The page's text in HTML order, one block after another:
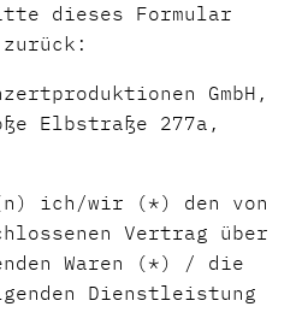
dieses Formular
GmbH,
Elbstraße 277a,
ich/wir (*) den von
Vertrag über
Waren (*) / die
Dienstleistung